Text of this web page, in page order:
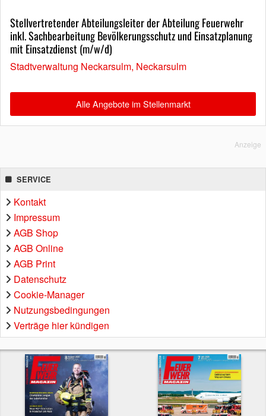
Stellvertretender Abteilungsleiter der Abteilung Feuerwehr
inkl. Sachbearbeitung Bevölkerungsschutz und Einsatzplanung
mit Einsatzdienst (m/w/d)
Stadtverwaltung Neckarsulm, Neckarsulm
Alle Angebote im Stellenmarkt
Anzeige
SERVICE
Kontakt
Impressum
AGB Shop
AGB Online
AGB Print
Datenschutz
Cookie-Manager
Nutzungsbedingungen
Verträge hier kündigen